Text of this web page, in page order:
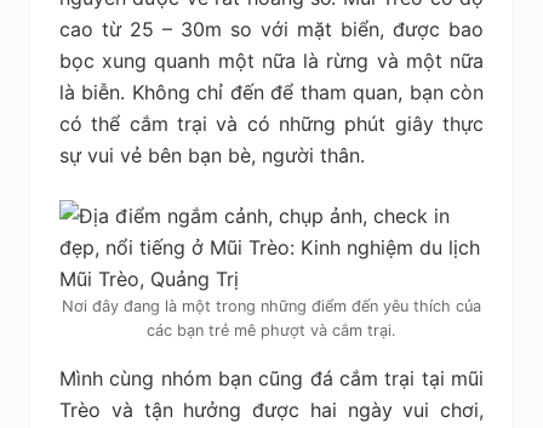
cao từ 25 – 30m so với mặt biển, được bao
bọc xung quanh một nữa là rừng và một nữa
là biễn. Không chỉ đến để tham quan, bạn còn
có thể cắm trại và có những phút giây thực
sự vui vẻ bên bạn bè, người thân.
Nơi đây đang là một trong những điểm đến yêu thích của
các bạn trẻ mê phượt và cắm trại.
Mình cùng nhóm bạn cũng đá cắm trại tại mũi
Trèo và tận hưởng được hai ngày vui chơi,